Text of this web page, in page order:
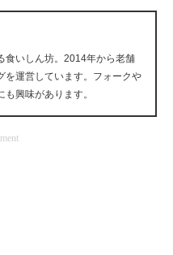
食いしん坊。2014年から老舗
を運営しています。フォークや
興味があります。